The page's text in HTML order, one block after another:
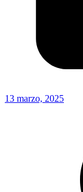
13 marzo, 2025